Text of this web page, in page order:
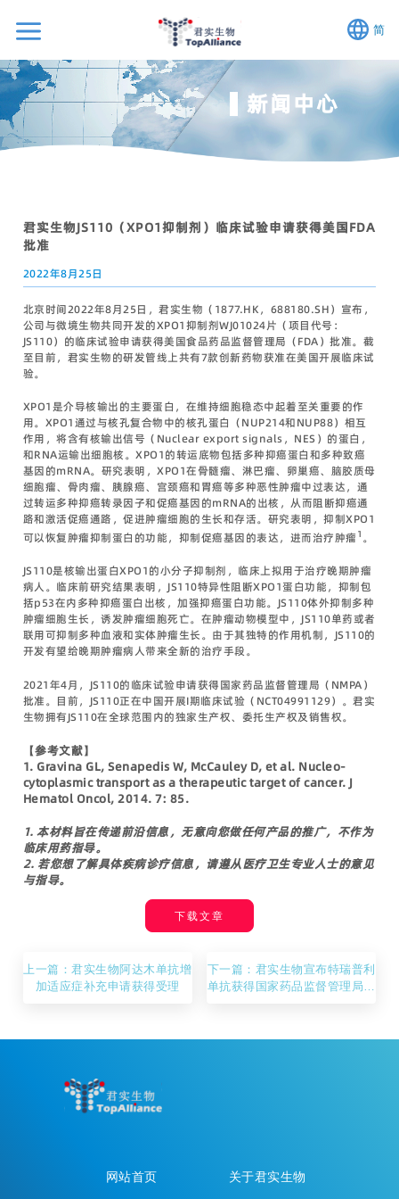
简
新闻中心
君实生物JS110（XPO1抑制剂）临床试验申请获得美国FDA
批准
2022年8月25日
下载文章
北京时间2022年8月25日，君实生物（1877.HK，688180.SH）宣布，
公司与微境生物共同开发的XPO1抑制剂WJ01024片（项目代号：
JS110）的临床试验申请获得美国食品药品监督管理局（FDA）批准。截
至目前，君实生物的研发管线上共有7款创新药物获准在美国开展临床试
验。
XPO1是介导核输出的主要蛋白，在维持细胞稳态中起着至关重要的作
用。XPO1通过与核孔复合物中的核孔蛋白（NUP214和NUP88）相互
作用，将含有核输出信号（Nuclear export signals，NES）的蛋白，
和RNA运输出细胞核。XPO1的转运底物包括多种抑癌蛋白和多种致癌
基因的mRNA。研究表明，XPO1在骨髓瘤、淋巴瘤、卵巢癌、脑胶质母
细胞瘤、骨肉瘤、胰腺癌、宫颈癌和胃癌等多种恶性肿瘤中过表达，通
过转运多种抑癌转录因子和促癌基因的mRNA的出核，从而阻断抑癌通
路和激活促癌通路，促进肿瘤细胞的生长和存活。研究表明，抑制XPO1
可以恢复肿瘤抑制蛋白的功能，抑制促癌基因的表达，进而治疗肿瘤 1 。
JS110是核输出蛋白XPO1的小分子抑制剂，临床上拟用于治疗晚期肿瘤
病人。临床前研究结果表明，JS110特异性阻断XPO1蛋白功能，抑制包
括p53在内多种抑癌蛋白出核，加强抑癌蛋白功能。JS110体外抑制多种
肿瘤细胞生长，诱发肿瘤细胞死亡。在肿瘤动物模型中，JS110单药或者
联用可抑制多种血液和实体肿瘤生长。由于其独特的作用机制，JS110的
开发有望给晚期肿瘤病人带来全新的治疗手段。
2021年4月，JS110的临床试验申请获得国家药品监督管理局（NMPA）
批准。目前，JS110正在中国开展I期临床试验（NCT04991129）。君实
生物拥有JS110在全球范围内的独家生产权、委托生产权及销售权。
【参考文献】
1. Gravina GL, Senapedis W, McCauley D, et al. Nucleo-
cytoplasmic transport as a therapeutic target of cancer. J
Hematol Oncol, 2014. 7: 85.
1. 本材料旨在传递前沿信息，无意向您做任何产品的推广，不作为
临床用药指导。
2. 若您想了解具体疾病诊疗信息，请遵从医疗卫生专业人士的意见
与指导。
上一篇：君实生物阿达木单抗增
加适应症补充申请获得受理
下一篇：君实生物宣布特瑞普利
单抗获得国家药品监督管理局批
网站首页 关于君实生物